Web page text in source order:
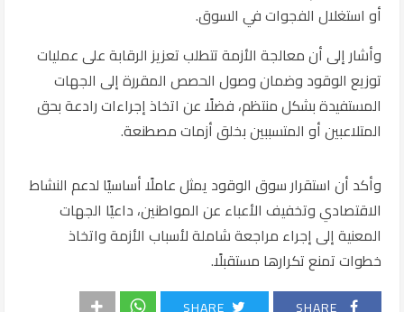
أو استغلال الفجوات في السوق.
وأشار إلى أن معالجة الأزمة تتطلب تعزيز الرقابة على عمليات
توزيع الوقود وضمان وصول الحصص المقررة إلى الجهات
المستفيدة بشكل منتظم، فضلًا عن اتخاذ إجراءات رادعة بحق
المتلاعبين أو المتسببين بخلق أزمات مصطنعة.
وأكد أن استقرار سوق الوقود يمثل عاملًا أساسيًا لدعم النشاط
الاقتصادي وتخفيف الأعباء عن المواطنين، داعيًا الجهات
المعنية إلى إجراء مراجعة شاملة لأسباب الأزمة واتخاذ
خطوات تمنع تكرارها مستقبلًا.